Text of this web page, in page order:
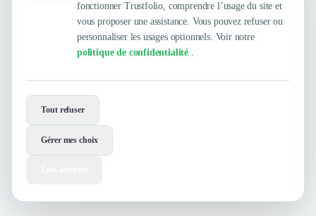
fonctionner Trustfolio, comprendre l’usage du site et
vous proposer une assistance. Vous pouvez refuser ou
personnaliser les usages optionnels. Voir notre
politique de confidentialité .
Tout refuser
Gérer mes choix
Contacter